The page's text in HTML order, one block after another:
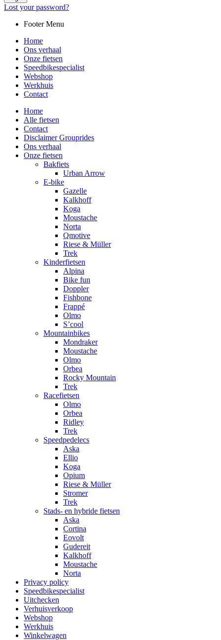
Lost your password?
Footer Menu
Home
Ons verhaal
Onze fietsen
Speedbikespecialist
Webshop
Werkhuis
Contact
Home
Alle fietsen
Contact
Disclaimer Grouprides
Ons verhaal
Onze fietsen
Bakfiets
Urban Arrow
E-bike
Gazelle
Kalkhoff
Koga
Moustache
Norta
Qmotive
Riese & Müller
Trek
Kinderfietsen
Alpina
Bike fun
Doppler
Fishbone
Frappé
Olmo
S’cool
Mountainbikes
Mondraker
Moustache
Olmo
Orbea
Rocky Mountain
Trek
Racefietsen
Olmo
Orbea
Ridley
Trek
Speedpedelecs
Aska
Ellio
Koga
Opium
Riese & Müller
Stromer
Trek
Stads- en hybride fietsen
Aska
Cortina
Eovolt
Gudereit
Kalkhoff
Moustache
Norta
Privacy policy
Speedbikespecialist
Uitchecken
Verhuisverkoop
Webshop
Werkhuis
Winkelwagen